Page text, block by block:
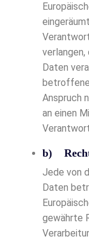
Daten
Anspruch
an einen
b)
Jede von
Daten
gewährte